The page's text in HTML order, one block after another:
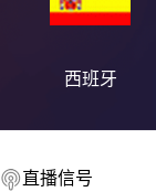
西班牙
直播信号
2026-08-
2026-08-